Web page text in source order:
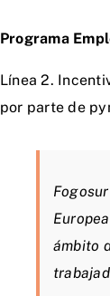
Programa
Línea 2.
por parte de
ámbito